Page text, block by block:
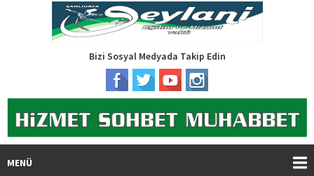
Bizi Sosyal Medyada Takip Edin
MENÜ